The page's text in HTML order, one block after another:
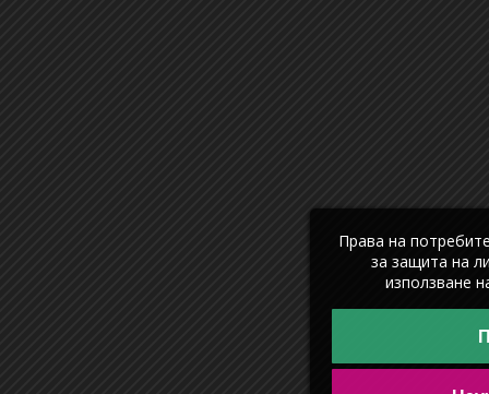
Права на
за защита на
използване